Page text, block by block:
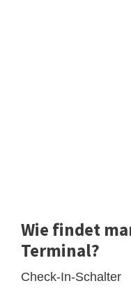
Wie findet
Terminal?
Check-In-Schalter